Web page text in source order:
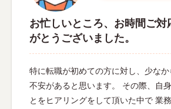
お忙しいところ、お時間ご対
がとうございました。
特に転職が初めての方に対し、少な
不安があると思います。 その際、自
とをヒアリングをして頂いた中で 業